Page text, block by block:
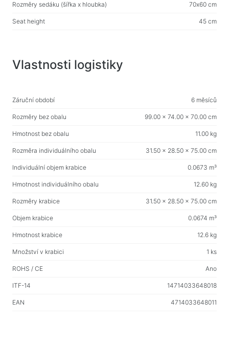
Držáky do auta
Batohy pro studium i volný čas
Prostředky bezkontaktního čištění
Vlhké ubrousky
Sportovní zboží
Pracovní prostor a bytový nábytek
Stoly pro domácnost a kancelář
Herní stoly
Herní židle
Rozměry sedáku (šířka x hloubka) 70х60 cm
Seat height 45 cm
Vlastnosti logistiky
Záruční období 6 měsíců
Rozměry bez obalu 99.00 x 74.00 x 70.00 cm
Hmotnost bez obalu 11.00 kg
Rozměra individuálního obalu 31.50 x 28.50 x 75.00 cm
Individuální objem krabice 0.0673 m³
Hmotnost individuálního obalu 12.60 kg
Rozměry krabice 31.50 x 28.50 x 75.00 cm
Objem krabice 0.0674 m³
Hmotnost krabice 12.6 kg
Množství v krabici 1 ks
ROHS / CE Ano
ITF-14 14714033648018
EAN 4714033648011